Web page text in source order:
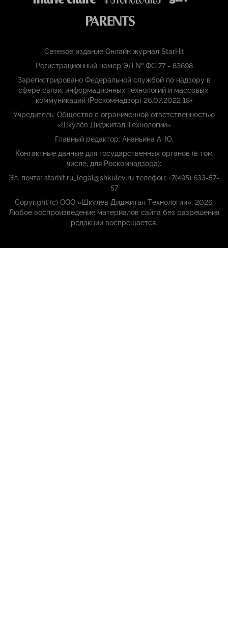
Сетевое издание Онлайн журнал StarHit
Регистрационный номер ЭЛ № ФС 77 - 83698
Зарегистрировано Федеральной службой по надзору в
сфере связи, информационных технологий и массовых,
коммуникаций (Роскомнадзор) 26.07.2022 18+
Учредитель: Общество с ограниченной ответственностью
«Шкулёв Диджитал Технологии»
Главный редактор: Ананьина А. Ю.
Контактные данные для государственных органов (в том
числе, для Роскомнадзора):
Эл. почта: starhit.ru_legal@shkulev.ru телефон: +7(495) 633-57-
57
Copyright (с) ООО «Шкулёв Диджитал Технологии», 2026.
Любое воспроизведение материалов сайта без разрешения
редакции воспрещается.